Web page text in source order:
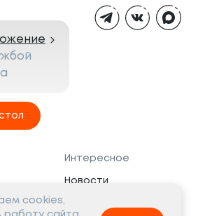
Интересное
Новости
Вакансии
cookies,